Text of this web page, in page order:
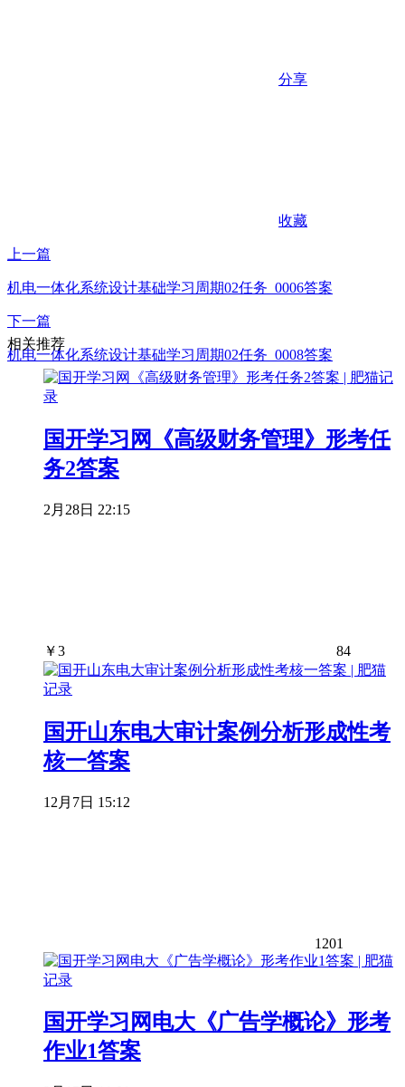
分享
收藏
上一篇
机电一体化系统设计基础学习周期02任务_0006答案
下一篇
机电一体化系统设计基础学习周期02任务_0008答案
相关推荐
国开学习网《高级财务管理》形考任
务2答案
2月28日 22:15
￥3 84
国开山东电大审计案例分析形成性考
核一答案
12月7日 15:12
1201
国开学习网电大《广告学概论》形考
作业1答案